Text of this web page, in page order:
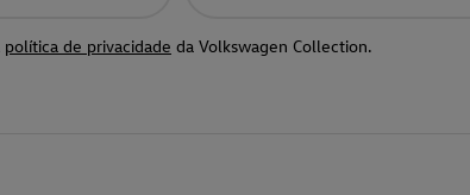
política de privacidade da Volkswagen Collection.